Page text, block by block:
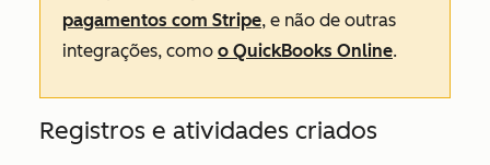
pagamentos com Stripe, e não de outras
integrações, como o QuickBooks Online.
Registros e atividades criados